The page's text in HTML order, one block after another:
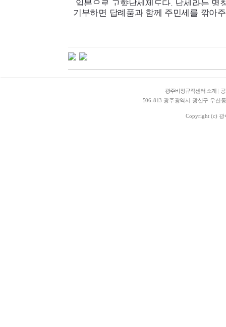
기부하면 답례품과 함께 주민세를 깎아
광주비정규직센터 소개
506-813 광주광역시 광산구 우산
Copyright (c) 광